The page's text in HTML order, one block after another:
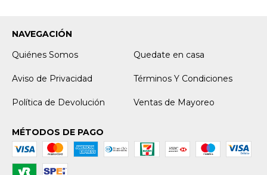
NAVEGACIÓN
Quiénes Somos
Quedate en casa
Aviso de Privacidad Términos Y Condiciones
Política de Devolución Ventas de Mayoreo
MÉTODOS DE PAGO